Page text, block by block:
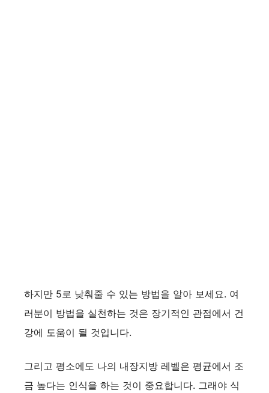
하지만 5로 낮춰줄 수 있는 방법을 알아 보세요. 여
러분이 방법을 실천하는 것은 장기적인 관점에서 건
강에 도움이 될 것입니다.
그리고 평소에도 나의 내장지방 레벨은 평균에서 조
금 높다는 인식을 하는 것이 중요합니다. 그래야 식